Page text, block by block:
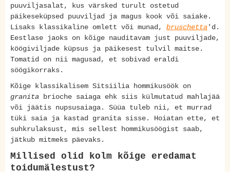
puuviljasalat, kus värsked turult ostetud
päikeseküpsed puuviljad ja magus kook või saiake.
Lisaks klassikaline omlett või munad, bruschetta'd.
Eestlase jaoks on kõige nauditavam just puuviljade,
köögiviljade küpsus ja päikesest tulvil maitse.
Tomatid on nii magusad, et sobivad eraldi
söögikorraks.
Kõige klassikalisem Sitsiilia hommikusöök on
granita brioche saiaga ehk siis külmutatud mahlajää
või jäätis nupsusaiaga. Süüa tuleb nii, et murrad
tüki saia ja kastad granita sisse. Hoiatan ette, et
suhkrulaksust, mis sellest hommikusöögist saab,
jätkub mitmeks päevaks.
Millised olid kolm kõige eredamat
toidumälestust?